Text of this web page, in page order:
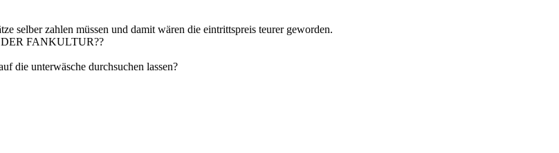
selber zahlen müssen und damit wären die eintrittspreis teurer geworden.
FANKULTUR??
die unterwäsche durchsuchen lassen?